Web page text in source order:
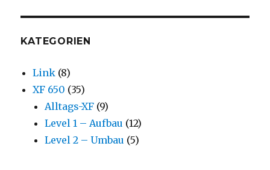
KATEGORIEN
Link (8)
XF 650 (35)
Alltags-XF (9)
Level 1 – Aufbau (12)
Level 2 – Umbau (5)